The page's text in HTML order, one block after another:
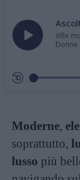
Ville
Donne
Moderne,
soprattutto,
lusso più